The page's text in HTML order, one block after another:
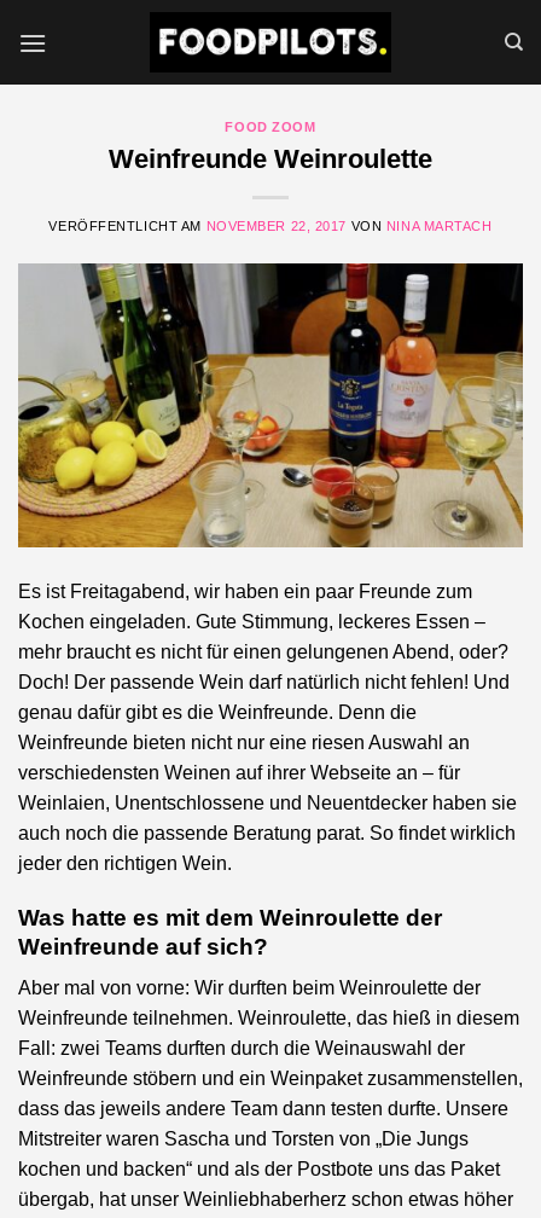
Inhalt
FOOD ZOOM
Weinfreunde Weinroulette
VERÖFFENTLICHT AM NOVEMBER 22, 2017 VON NINA MARTACH
Es ist Freitagabend, wir haben ein paar Freunde zum
Kochen eingeladen. Gute Stimmung, leckeres Essen –
mehr braucht es nicht für einen gelungenen Abend, oder?
Doch! Der passende Wein darf natürlich nicht fehlen! Und
genau dafür gibt es die Weinfreunde. Denn die
Weinfreunde bieten nicht nur eine riesen Auswahl an
verschiedensten Weinen auf ihrer Webseite an – für
Weinlaien, Unentschlossene und Neuentdecker haben sie
auch noch die passende Beratung parat. So findet wirklich
jeder den richtigen Wein.
Was hatte es mit dem Weinroulette der
Weinfreunde auf sich?
Aber mal von vorne: Wir durften beim Weinroulette der
Weinfreunde teilnehmen. Weinroulette, das hieß in diesem
Fall: zwei Teams durften durch die Weinauswahl der
Weinfreunde stöbern und ein Weinpaket zusammenstellen,
dass das jeweils andere Team dann testen durfte. Unsere
Mitstreiter waren Sascha und Torsten von „Die Jungs
kochen und backen“ und als der Postbote uns das Paket
übergab, hat unser Weinliebhaberherz schon etwas höher